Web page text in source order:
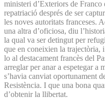
ministeri d’Exteriors de
repatriació després de ser
les noves autoritats franceses.
una altra d’oficiosa, diu
la qual va ser detingut per
que en coneixien la trajectòria,
lo al destacament francès del
arreglar per anar a espetegar a
s’havia canviat oportunament
Resistència. I que una bona
d’obtenir la llibertat.